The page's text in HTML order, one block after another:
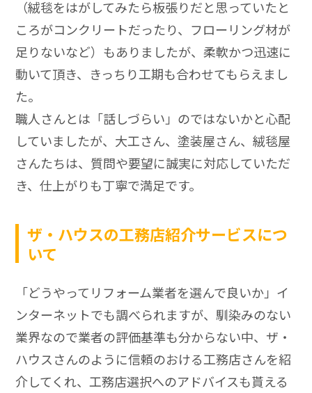
（絨毯をはがしてみたら板張りだと思っていたと
ころがコンクリートだったり、フローリング材が
足りないなど）もありましたが、柔軟かつ迅速に
動いて頂き、きっちり工期も合わせてもらえまし
た。
職人さんとは「話しづらい」のではないかと心配
していましたが、大工さん、塗装屋さん、絨毯屋
さんたちは、質問や要望に誠実に対応していただ
き、仕上がりも丁寧で満足です。
ザ・ハウスの工務店紹介サービスにつ
いて
「どうやってリフォーム業者を選んで良いか」イ
ンターネットでも調べられますが、馴染みのない
業界なので業者の評価基準も分からない中、ザ・
ハウスさんのように信頼のおける工務店さんを紹
介してくれ、工務店選択へのアドバイスも貰える